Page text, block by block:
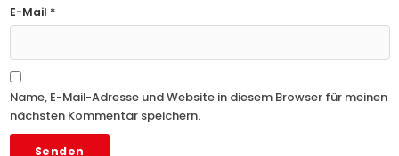
E-Mail *
Name, E-Mail-Adresse und Website in diesem Browser für meinen
nächsten Kommentar speichern.